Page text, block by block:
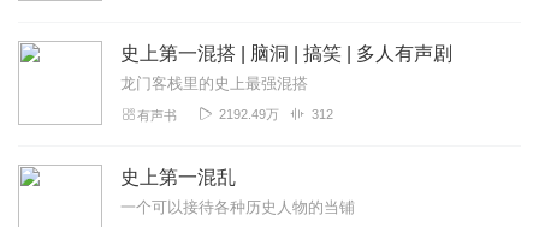
黄金右手最幸运
顺德人的我说你粤语不纯正，你会不会不服？但我支持
你！！！！
有猫大晒嘛
史上第一混搭 | 脑洞 | 搞笑 | 多人有声剧
龙门客栈里的史上最强混搭
有声书 2192.49万 312
史上第一混乱
一个可以接待各种历史人物的当铺